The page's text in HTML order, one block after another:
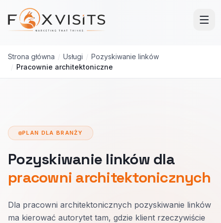
Przejdź do treści głównej
Strona główna / Usługi / Pozyskiwanie linków
/ Pracownie architektoniczne
PLAN DLA BRANŻY
Pozyskiwanie linków dla
pracowni architektonicznych
Dla pracowni architektonicznych pozyskiwanie linków
ma kierować autorytet tam, gdzie klient rzeczywiście